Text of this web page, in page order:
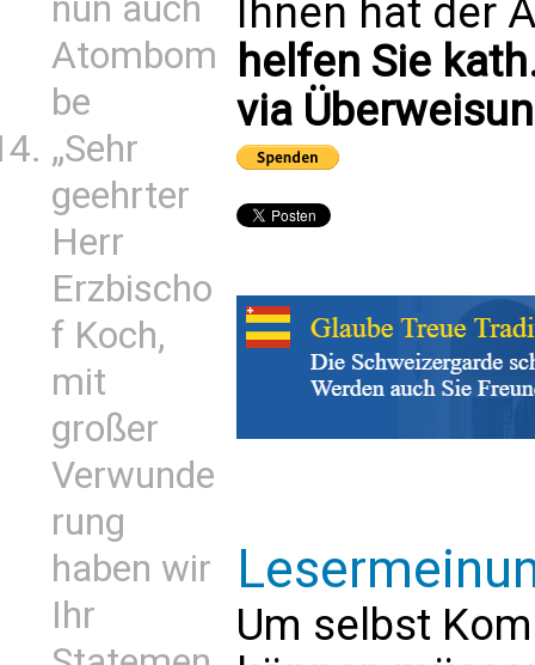
nun auch
Atombom
be
„Sehr
geehrter
Herr
Erzbischo
f Koch,
mit
großer
Verwunde
rung
haben wir
Ihr
Ihnen hat der
helfen Sie
via
Um selbst